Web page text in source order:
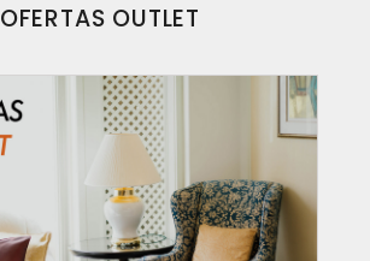
OFERTAS OUTLET